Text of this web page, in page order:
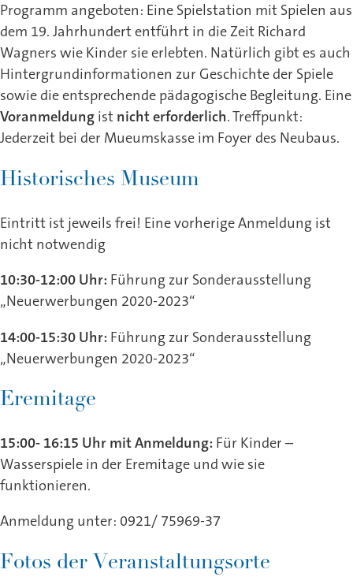
Programm angeboten: Eine Spielstation mit Spielen aus
dem 19. Jahrhundert entführt in die Zeit Richard
Wagners wie Kinder sie erlebten. Natürlich gibt es auch
Hintergrundinformationen zur Geschichte der Spiele
sowie die entsprechende pädagogische Begleitung. Eine
Voranmeldung ist nicht erforderlich. Treffpunkt:
Jederzeit bei der Mueumskasse im Foyer des Neubaus.
Historisches Museum
Eintritt ist jeweils frei! Eine vorherige Anmeldung ist
nicht notwendig
10:30-12:00 Uhr: Führung zur Sonderausstellung
„Neuerwerbungen 2020-2023“
14:00-15:30 Uhr: Führung zur Sonderausstellung
„Neuerwerbungen 2020-2023“
Eremitage
15:00- 16:15 Uhr mit Anmeldung: Für Kinder –
Wasserspiele in der Eremitage und wie sie
funktionieren.
Anmeldung unter: 0921/ 75969-37
Fotos der Veranstaltungsorte